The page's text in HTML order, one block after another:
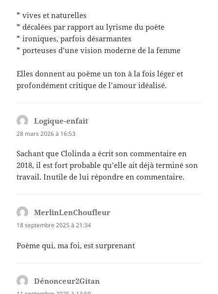
* vives et naturelles
* décalées par rapport au lyrisme du poète
* ironiques, parfois désarmantes
* porteuses d’une vision moderne de la femme
Elles donnent au poème un ton à la fois léger et
profondément critique de l’amour idéalisé.
Logique-enfait
28 mars 2026 à 16:53
Sachant que Clolinda a écrit son commentaire en
2018, il est fort probable qu’elle ait déjà terminé son
travail. Inutile de lui répondre en commentaire.
MerlinLenChoufleur
18 septembre 2025 à 21:34
Poème qui, ma foi, est surprenant
Dénonceur2Gitan